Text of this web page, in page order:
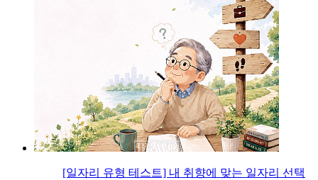
[일자리 유형 테스트] 내 취향에 맞는 일자리 선택